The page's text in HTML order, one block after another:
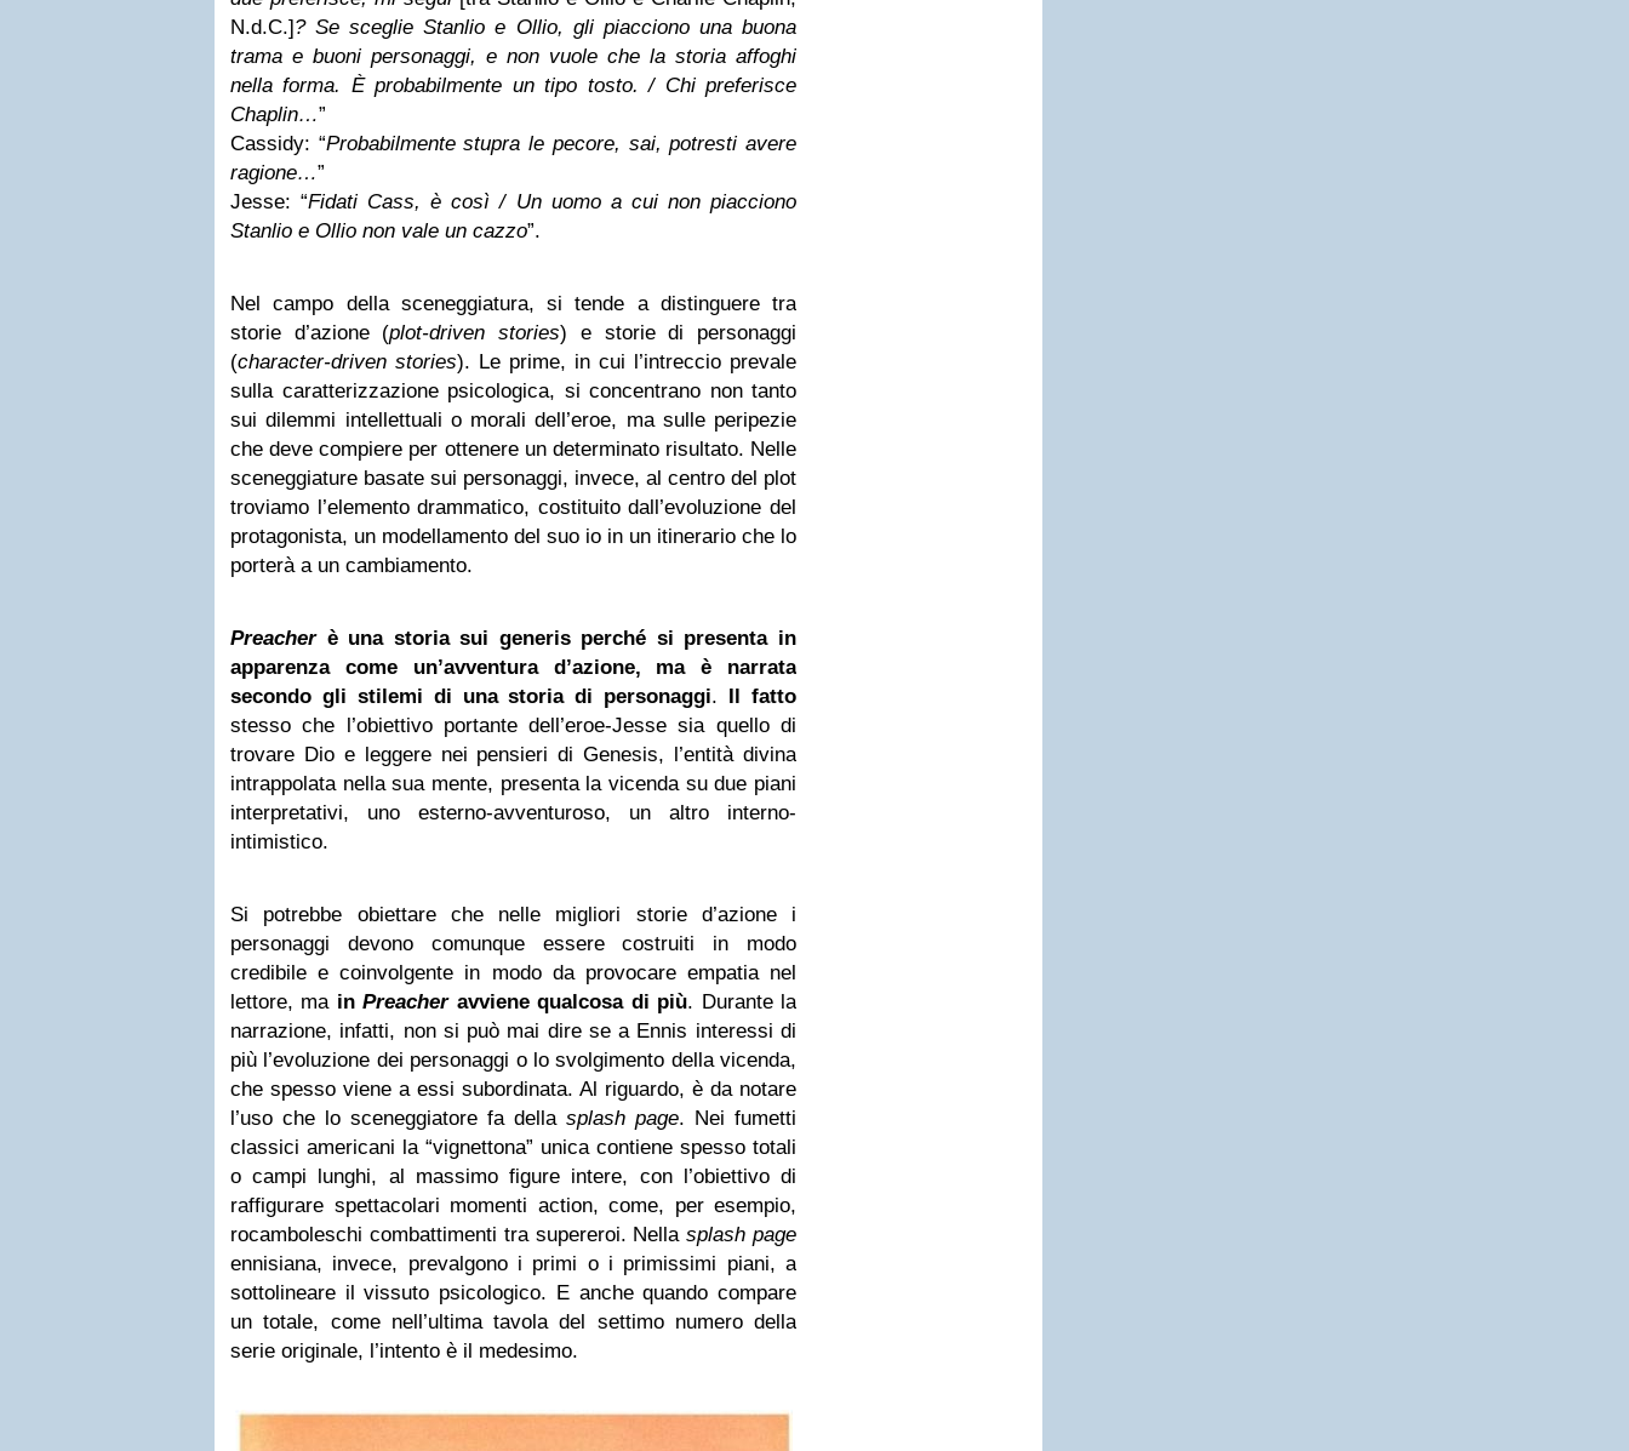
N.d.C.]? Se sceglie Stanlio e Ollio, gli piacciono una buona
trama e buoni personaggi, e non vuole che la storia affoghi
nella forma. È probabilmente un tipo tosto. / Chi preferisce
Chaplin…”
Cassidy: “Probabilmente stupra le pecore, sai, potresti avere
ragione…”
Jesse: “Fidati Cass, è così / Un uomo a cui non piacciono
Stanlio e Ollio non vale un cazzo”.
Nel campo della sceneggiatura, si tende a distinguere tra
storie d’azione (plot-driven stories) e storie di personaggi
(character-driven stories). Le prime, in cui l’intreccio prevale
sulla caratterizzazione psicologica, si concentrano non tanto
sui dilemmi intellettuali o morali dell’eroe, ma sulle peripezie
che deve compiere per ottenere un determinato risultato. Nelle
sceneggiature basate sui personaggi, invece, al centro del plot
troviamo l’elemento drammatico, costituito dall’evoluzione del
protagonista, un modellamento del suo io in un itinerario che lo
porterà a un cambiamento.
Preacherè una storia sui generis perché si presenta in
apparenza come un’avventura d’azione, ma è narrata
secondo gli stilemi di una storia di personaggi. Il fatto
stesso che l’obiettivo portante dell’eroe-Jesse sia quello di
trovare Dio e leggere nei pensieri di Genesis, l’entità divina
intrappolata nella sua mente, presenta la vicenda su due piani
interpretativi, uno esterno-avventuroso, un altro interno-
intimistico.
Si potrebbe obiettare che nelle migliori storie d’azione i
personaggi devono comunque essere costruiti in modo
credibile e coinvolgente in modo da provocare empatia nel
lettore, mainPreacheravviene qualcosa di più. Durante la
narrazione, infatti, non si può mai dire se a Ennis interessi di
più l’evoluzione dei personaggi o lo svolgimento della vicenda,
che spesso viene a essi subordinata. Al riguardo, è da notare
l’uso che lo sceneggiatore fa della splash page. Nei fumetti
classici americani la “vignettona” unica contiene spesso totali
o campi lunghi, al massimo figure intere, con l’obiettivo di
raffigurare spettacolari momenti action, come, per esempio,
rocamboleschi combattimenti tra supereroi. Nellasplash page
ennisiana, invece, prevalgono i primi o i primissimi piani, a
sottolineare il vissuto psicologico. E anche quando compare
un totale, come nell’ultima tavola del settimo numero della
serie originale, l’intento è il medesimo.